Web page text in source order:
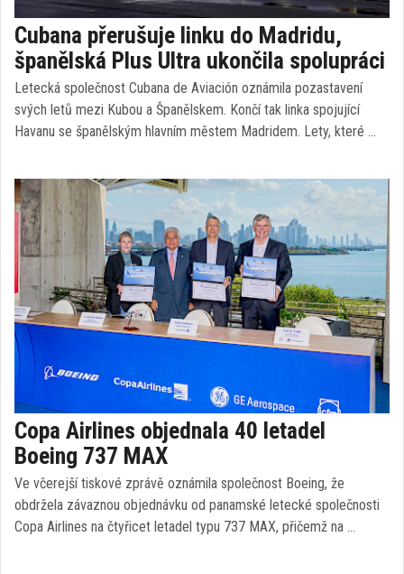
Cubana přerušuje linku do Madridu,
španělská Plus Ultra ukončila spolupráci
Letecká společnost Cubana de Aviación oznámila pozastavení
svých letů mezi Kubou a Španělskem. Končí tak linka spojující
Havanu se španělským hlavním městem Madridem. Lety, které …
Copa Airlines objednala 40 letadel
Boeing 737 MAX
Ve včerejší tiskové zprávě oznámila společnost Boeing, že
obdržela závaznou objednávku od panamské letecké společnosti
Copa Airlines na čtyřicet letadel typu 737 MAX, přičemž na …